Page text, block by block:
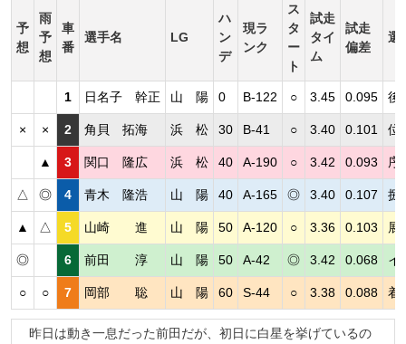
予
想
雨
予
想
車
番
選手名 LG
ハ
ン
デ
現ラ
ンク
ス
タ
ー
ト
試走
タイ
ム
試走
偏差
選
1 日名子 幹正 山 陽 0 B-122 ○ 3.45 0.095 後
× × 2 角貝 拓海 浜 松 30 B-41 ○ 3.40 0.101 位
▲ 3 関口 隆広 浜 松 40 A-190 ○ 3.42 0.093 序
△ ◎ 4 青木 隆浩 山 陽 40 A-165 ◎ 3.40 0.107 捌
▲ △ 5 山崎 進 山 陽 50 A-120 ○ 3.36 0.103 展
◎ 6 前田 淳 山 陽 50 A-42 ◎ 3.42 0.068 イ
○ ○ 7 岡部 聡 山 陽 60 S-44 ○ 3.38 0.088 着
昨日は動き一息だった前田だが、初日に白星を挙げているの